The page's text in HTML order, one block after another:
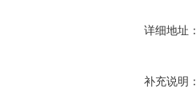
详细地址：
补充说明：